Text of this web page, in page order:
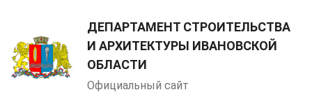
ДЕПАРТАМЕНТ СТРОИТЕЛЬСТВА
И АРХИТЕКТУРЫ ИВАНОВСКОЙ
ОБЛАСТИ
Официальный сайт